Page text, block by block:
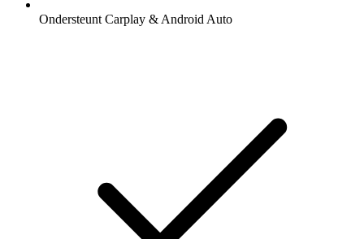
Ondersteunt Carplay & Android Auto